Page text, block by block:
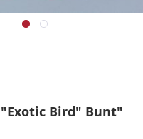
Bird" Bunt"